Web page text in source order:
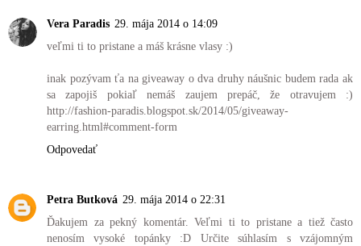
Vera Paradis 29. mája 2014 o 14:09
veľmi ti to pristane a máš krásne vlasy :)
inak pozývam ťa na giveaway o dva druhy náušnic budem rada ak
sa zapojiš pokiaľ nemáš zaujem prepáč, že otravujem :)
http://fashion-paradis.blogspot.sk/2014/05/giveaway-
earring.html#comment-form
Odpovedať
Petra Butková 29. mája 2014 o 22:31
Ďakujem za pekný komentár. Veľmi ti to pristane a tiež často
nenosím vysoké topánky :D Určite súhlasím s vzájomným